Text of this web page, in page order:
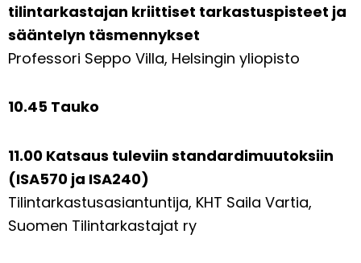
tilintarkastajan kriittiset tarkastuspisteet ja
sääntelyn täsmennykset
Professori Seppo Villa, Helsingin yliopisto
10.45 Tauko
11.00 Katsaus tuleviin standardimuutoksiin
(ISA570 ja ISA240)
Tilintarkastusasiantuntija, KHT Saila Vartia,
Suomen Tilintarkastajat ry